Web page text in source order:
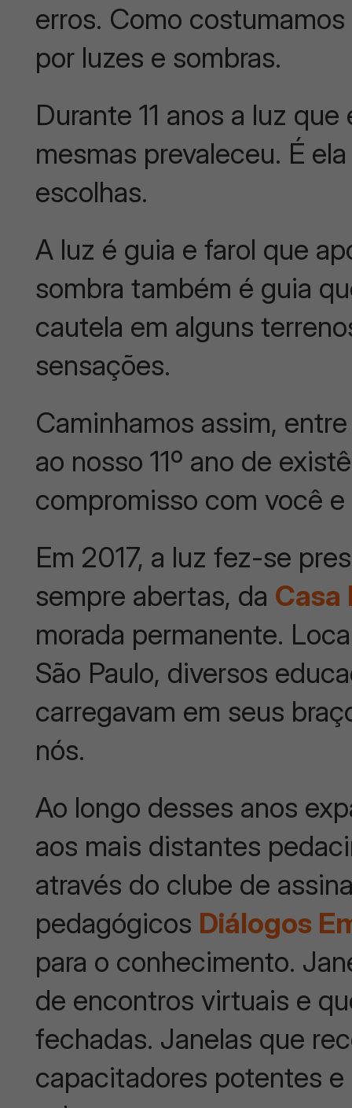
erros. Como
por luzes e sombras.
Durante 11 anos a luz
mesmas prevaleceu. É
escolhas.
A luz é guia e farol que
sombra também é guia
cautela em alguns
sensações.
Caminhamos assim,
ao nosso 11º ano de
compromisso com você
Em 2017, a luz fez-se
sempre abertas, da Casa
morada permanente.
São Paulo, diversos
carregavam em seus
nós.
Ao longo desses anos
aos mais distantes
através do clube de
pedagógicos Diálogos
para o conhecimento.
de encontros virtuais e
fechadas. Janelas que
capacitadores potentes